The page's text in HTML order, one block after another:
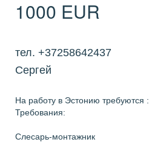
1000 EUR
тел. +37258642437
Сергей
На работу в Эстонию требуются :
Требования:
Слесарь-монтажник